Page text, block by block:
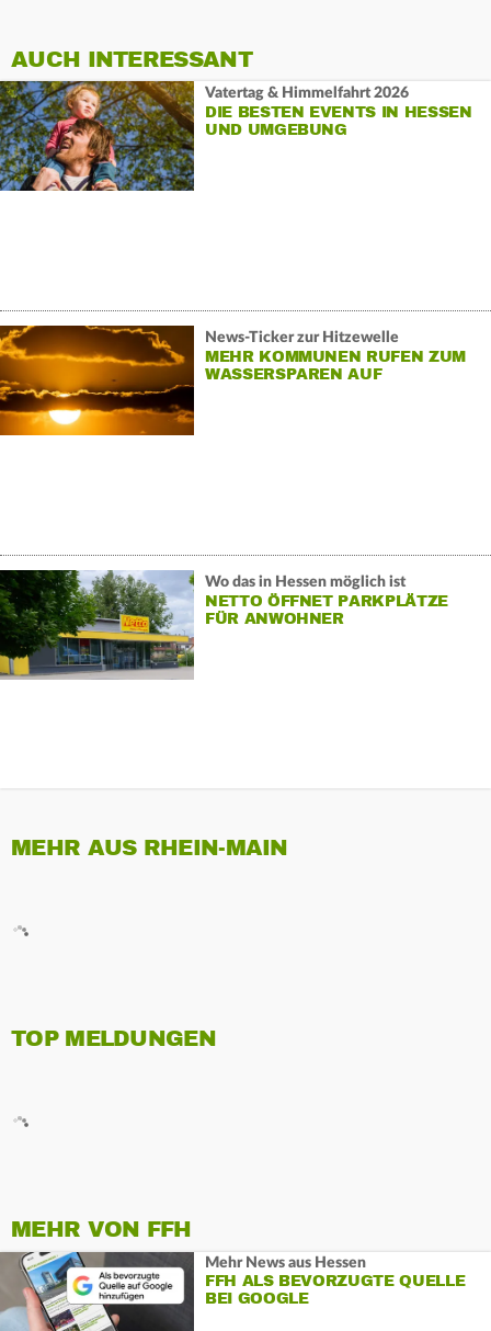
AUCH INTERESSANT
Vatertag & Himmelfahrt 2026
DIE BESTEN EVENTS IN HESSEN
UND UMGEBUNG
News-Ticker zur Hitzewelle
MEHR KOMMUNEN RUFEN ZUM
WASSERSPAREN AUF
Wo das in Hessen möglich ist
NETTO ÖFFNET PARKPLÄTZE
FÜR ANWOHNER
MEHR AUS RHEIN-MAIN
TOP MELDUNGEN
MEHR VON FFH
Mehr News aus Hessen
FFH ALS BEVORZUGTE QUELLE
BEI GOOGLE